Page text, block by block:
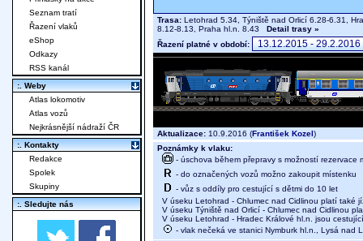
Trasa: Letohrad 5.34, Týniště nad Orlicí 6.28-6.31,
8.12-8.13, Praha hl.n. 8.43 Detail trasy »
Řazení platné v období:
Aktualizace: 10.9.2016 (František Kozel)
Poznámky k vlaku:
- úschova během přepravy s možností rezervace
- do označených vozů možno zakoupit místenku
- vůz s oddíly pro cestující s dětmi do 10 let
V úseku Letohrad - Chlumec nad Cidlinou platí také
V úseku Týniště nad Orlicí - Chlumec nad Cidlinou
V úseku Letohrad - Hradec Králové hl.n. jsou
- vlak nečeká ve stanici Nymburk hl.n., Lysá nad
Seznam tratí
Řazení vlaků
eShop
Odkazy
RSS kanál
:. Weby
Atlas lokomotiv
Atlas vozů
Nejkrásnější nádraží ČR
:. Kontakty
Redakce
Spolek
Skupiny
:. Sledujte nás